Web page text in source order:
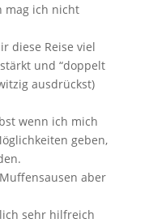
mag ich nicht
diese Reise viel
und “doppelt
ausdrückst)
wenn ich mich
geben,
aber
sehr hilfreich